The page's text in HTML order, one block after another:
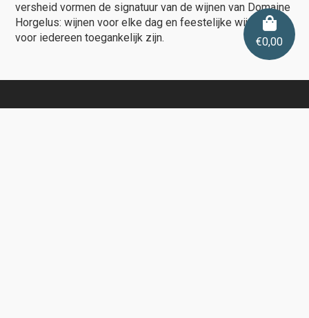
€0,00
versheid vormen de signatuur van de wijnen van Domaine
Horgelus: wijnen voor elke dag en feestelijke wijnen die
voor iedereen toegankelijk zijn.